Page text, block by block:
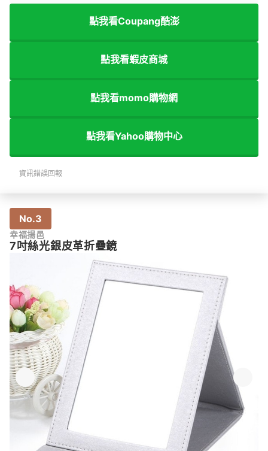
點我看Coupang酷澎
點我看蝦皮商城
點我看momo購物網
點我看Yahoo購物中心
資訊錯誤回報
No.3
幸福揚邑
7吋絲光銀皮革折疊鏡